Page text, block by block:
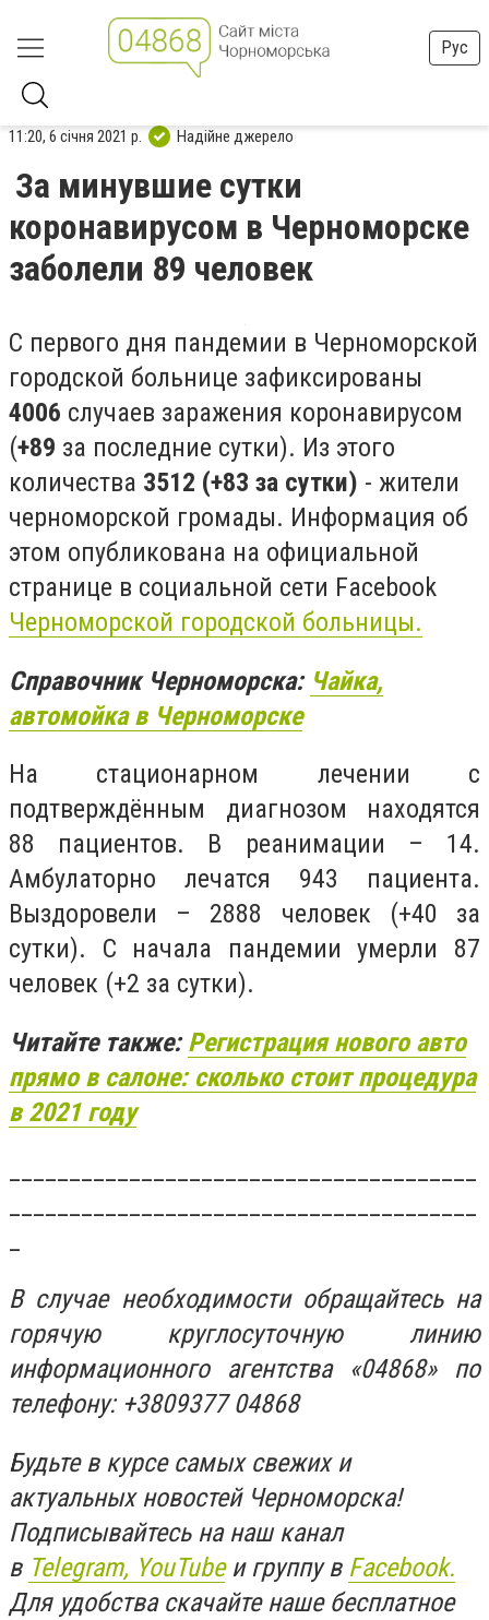
Рус
11:20, 6 січня 2021 р. Надійне джерело
За минувшие сутки
коронавирусом в Черноморске
заболели 89 человек
С первого дня пандемии в Черноморской
городской больнице зафиксированы
4006 случаев заражения коронавирусом
(+89 за последние сутки). Из этого
количества 3512 (+83 за сутки) - жители
черноморской громады. Информация об
этом опубликована на официальной
странице в социальной сети Facebook
Черноморской городской больницы.
Справочник Черноморска: Чайка,
автомойка в Черноморске
На стационарном лечении с
подтверждённым диагнозом находятся
88 пациентов. В реанимации – 14.
Амбулаторно лечатся 943 пациента.
Выздоровели – 2888 человек (+40 за
сутки). С начала пандемии умерли 87
человек (+2 за сутки).
Читайте также:Регистрация нового авто
прямо в салоне: сколько стоит процедура
в 2021 году
В случае необходимости обращайтесь на
горячую круглосуточную линию
информационного агентства «04868» по
телефону: +3809377 04868
Будьте в курсе самых свежих и
актуальных новостей Черноморска!
Подписывайтесь на наш канал
в Telegram, YouTubeи группу в Facebook.
Для удобства скачайте наше бесплатное